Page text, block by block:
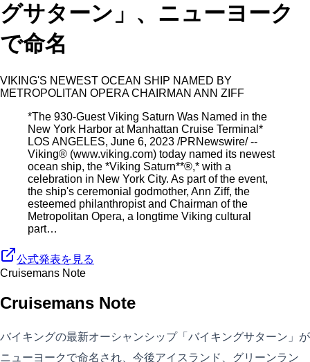
グサターン」、ニューヨーク
で命名
VIKING'S NEWEST OCEAN SHIP NAMED BY
METROPOLITAN OPERA CHAIRMAN ANN ZIFF
*The 930-Guest Viking Saturn Was Named in the
New York Harbor at Manhattan Cruise Terminal*
LOS ANGELES, June 6, 2023 /PRNewswire/ --
Viking® (www.viking.com) today named its newest
ocean ship, the *Viking Saturn**®,* with a
celebration in New York City. As part of the event,
the ship's ceremonial godmother, Ann Ziff, the
esteemed philanthropist and Chairman of the
Metropolitan Opera, a longtime Viking cultural
part…
公式発表を見る
Cruisemans Note
Cruisemans Note
バイキングの最新オーシャンシップ「バイキングサターン」が
ニューヨークで命名され、今後アイスランド、グリーンラン